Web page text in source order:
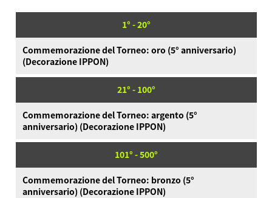
1° - 20°
Commemorazione del Torneo: oro (5° anniversario)
(Decorazione IPPON)
21° - 100°
Commemorazione del Torneo: argento (5°
anniversario) (Decorazione IPPON)
101° - 500°
Commemorazione del Torneo: bronzo (5°
anniversario) (Decorazione IPPON)